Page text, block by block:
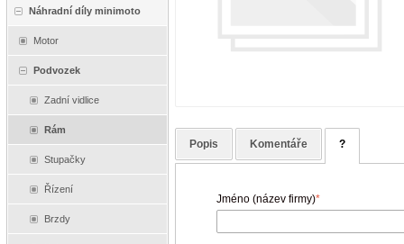
Náhradní díly minimoto
Motor
Podvozek
Zadní vidlice
Rám
Stupačky
Řízení
Brzdy
Popis Komentáře ?
Jméno (název firmy)*